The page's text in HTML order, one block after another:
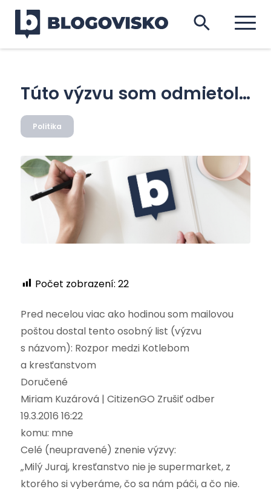
Túto výzvu som odmietol…
Politika
Počet zobrazení: 22
Pred necelou viac ako hodinou som mailovou
poštou dostal tento osobný list (výzvu
s názvom): Rozpor medzi Kotlebom
a kresťanstvom
Doručené
Miriam Kuzárová | CitizenGO Zrušiť odber
19.3.2016 16:22
komu: mne
Celé (neupravené) znenie výzvy:
„Milý Juraj, kresťanstvo nie je supermarket, z
ktorého si vyberáme, čo sa nám páči, a čo nie.